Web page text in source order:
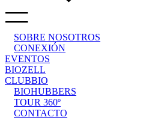
SOBRE NOSOTROS
CONEXIÓN
EVENTOS
BIOZELL
CLUBBIO
BIOHUBBERS
TOUR 360º
CONTACTO